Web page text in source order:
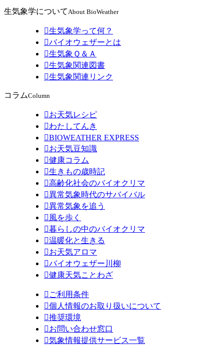
生気象学について About BioWeather
生気象学って何？
バイオウェザーとは
生気象Ｑ＆Ａ
生気象関連図書
生気象関連リンク
コラムColumn
お天気レシピ
わたしてんき
BIOWEATHER EXPRESS
お天気豆知識
健康コラム
生きもの歳時記
高齢化社会のバイオクリマ
異常気象時代のサバイバル
異常気象を追う
 風を歩く
暮らしの中のバイオクリマ
温暖化と生きる
お天気アロマ
バイオウェザー川柳
健康天気ことわざ
 ご利用条件
個人情報のお取り扱いについて
推奨環境
お問い合わせ窓口
気象情報提供サービス一覧